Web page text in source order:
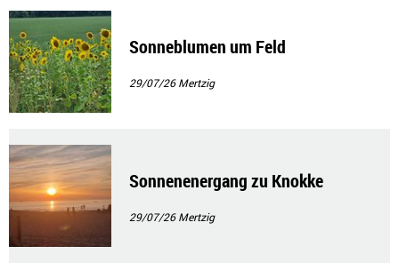
Sonneblumen um Feld
29/07/26Mertzig
Sonnenenergang zu Knokke
29/07/26Mertzig